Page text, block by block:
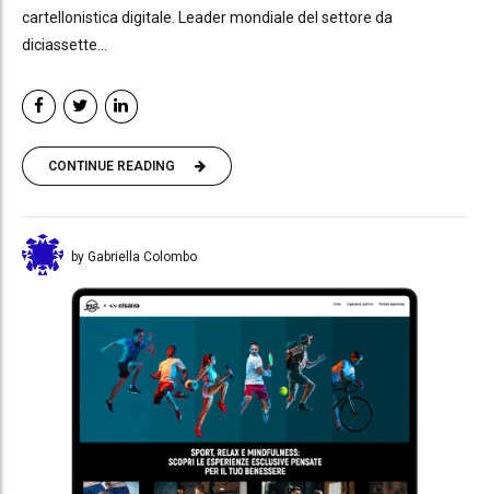
cartellonistica digitale. Leader mondiale del settore da
diciassette...
CONTINUE READING
by Gabriella Colombo